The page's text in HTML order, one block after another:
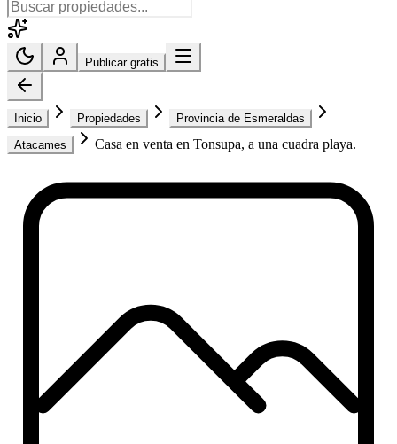
Publicar gratis
Inicio Propiedades
Provincia de Esmeraldas
Atacames
Casa en venta en Tonsupa, a una cuadra playa.